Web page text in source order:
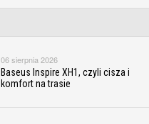
06 sierpnia 2026
Baseus Inspire XH1, czyli cisza i
komfort na trasie